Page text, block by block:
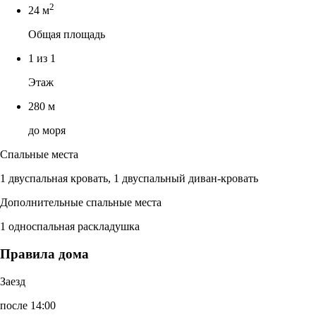
24 м2
Общая площадь
1 из 1
Этаж
280 м
до моря
Спальные места
1 двуспальная кровать, 1 двуспальный диван-кровать
Дополнительные спальные места
1 односпальная раскладушка
Правила дома
Заезд
после 14:00